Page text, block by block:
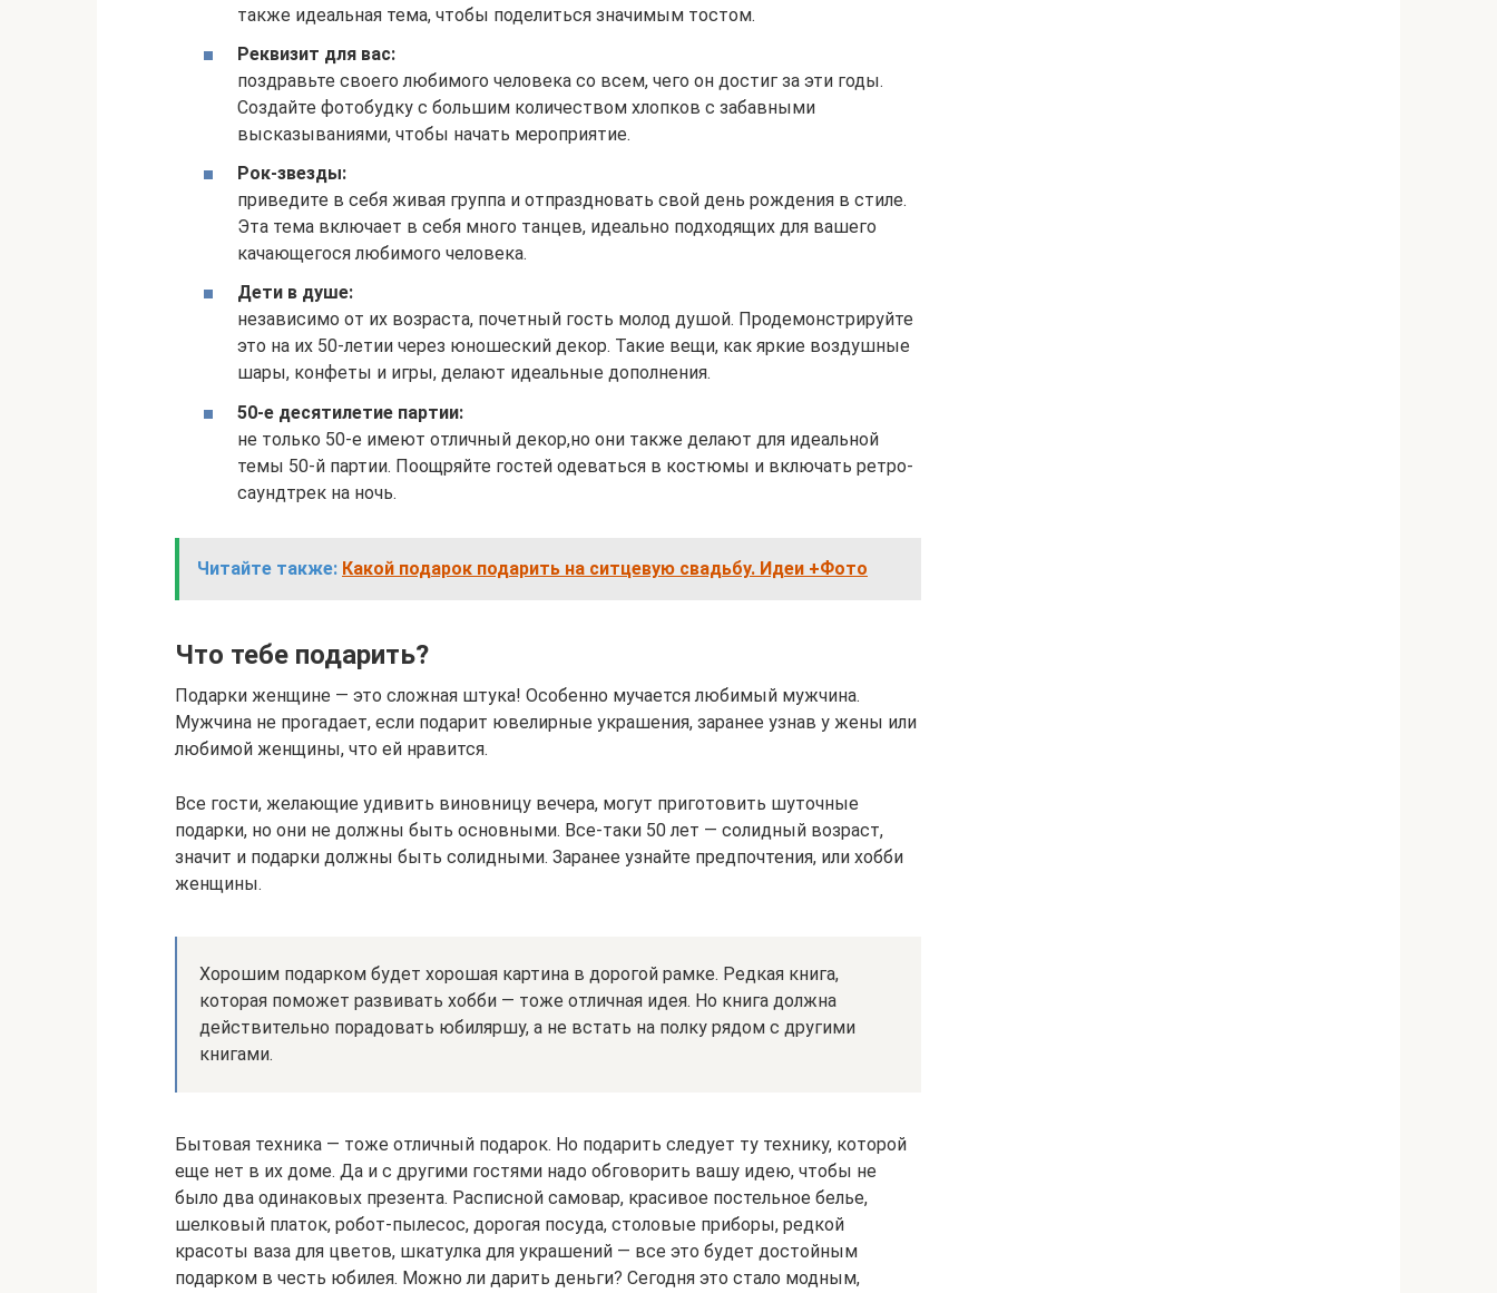
также идеальная тема, чтобы поделиться значимым тостом.
Реквизит для вас:
поздравьте своего любимого человека со всем, чего он достиг за эти годы.
Создайте фотобудку с большим количеством хлопков с забавными
высказываниями, чтобы начать мероприятие.
Рок-звезды:
приведите в себя живая группа и отпраздновать свой день рождения в стиле.
Эта тема включает в себя много танцев, идеально подходящих для вашего
качающегося любимого человека.
Дети в душе:
независимо от их возраста, почетный гость молод душой. Продемонстрируйте
это на их 50-летии через юношеский декор. Такие вещи, как яркие воздушные
шары, конфеты и игры, делают идеальные дополнения.
50-е десятилетие партии:
не только 50-е имеют отличный декор,но они также делают для идеальной
темы 50-й партии. Поощряйте гостей одеваться в костюмы и включать ретро-
саундтрек на ночь.
Читайте также: Какой подарок подарить на ситцевую свадьбу. Идеи +Фото
Что тебе подарить?
Подарки женщине — это сложная штука! Особенно мучается любимый мужчина.
Мужчина не прогадает, если подарит ювелирные украшения, заранее узнав у жены или
любимой женщины, что ей нравится.
Все гости, желающие удивить виновницу вечера, могут приготовить шуточные
подарки, но они не должны быть основными. Все-таки 50 лет — солидный возраст,
значит и подарки должны быть солидными. Заранее узнайте предпочтения, или хобби
женщины.
Хорошим подарком будет хорошая картина в дорогой рамке. Редкая книга,
которая поможет развивать хобби — тоже отличная идея. Но книга должна
действительно порадовать юбиляршу, а не встать на полку рядом с другими
книгами.
Бытовая техника — тоже отличный подарок. Но подарить следует ту технику, которой
еще нет в их доме. Да и с другими гостями надо обговорить вашу идею, чтобы не
было два одинаковых презента. Расписной самовар, красивое постельное белье,
шелковый платок, робот-пылесос, дорогая посуда, столовые приборы, редкой
красоты ваза для цветов, шкатулка для украшений — все это будет достойным
подарком в честь юбилея. Можно ли дарить деньги? Сегодня это стало модным,